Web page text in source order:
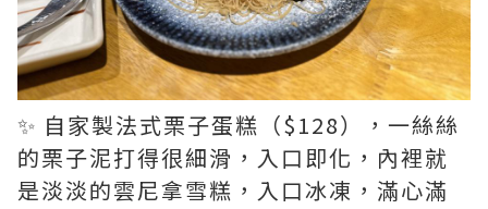
✨ 自家製法式栗子蛋糕（$128），一絲絲
的栗子泥打得很細滑，入口即化，內裡就
是淡淡的雲尼拿雪糕，入口冰凍，滿心滿